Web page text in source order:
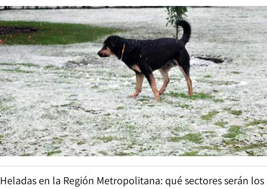
Heladas en la Región Metropolitana: qué sectores serán los